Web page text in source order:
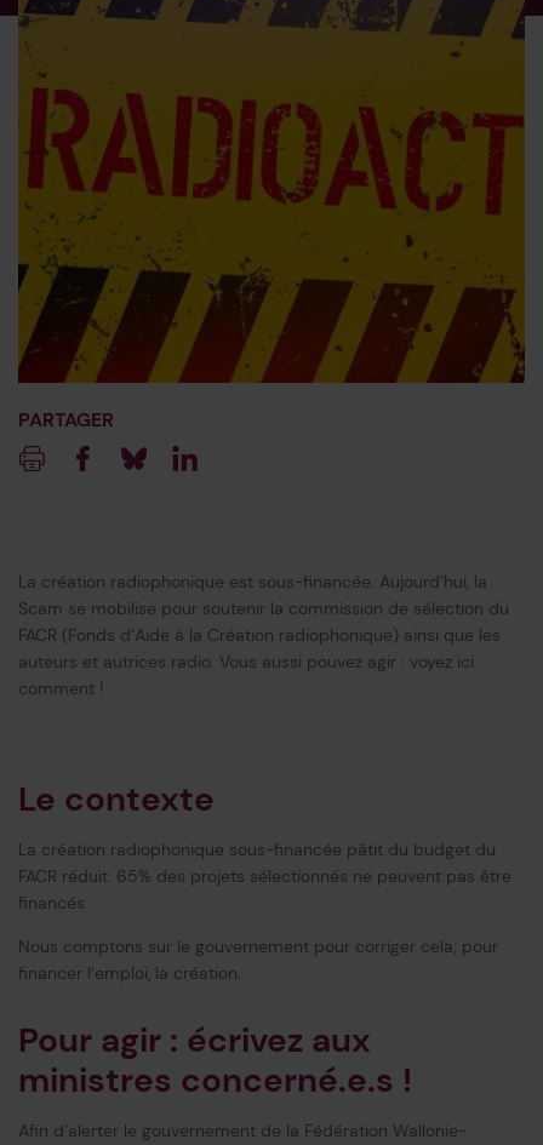
PARTAGER
La création radiophonique est sous-financée. Aujourd’hui, la
Scam se mobilise pour soutenir la commission de sélection du
FACR (Fonds d’Aide à la Création radiophonique) ainsi que les
auteurs et autrices radio. Vous aussi pouvez agir : voyez ici
comment !
Le contexte
La création radiophonique sous-financée pâtit du budget du
FACR réduit. 65% des projets sélectionnés ne peuvent pas être
financés
Nous comptons sur le gouvernement pour corriger cela; pour
financer l’emploi, la création.
Pour agir : écrivez aux
ministres concerné.e.s !
Afin d’alerter le gouvernement de la Fédération Wallonie-